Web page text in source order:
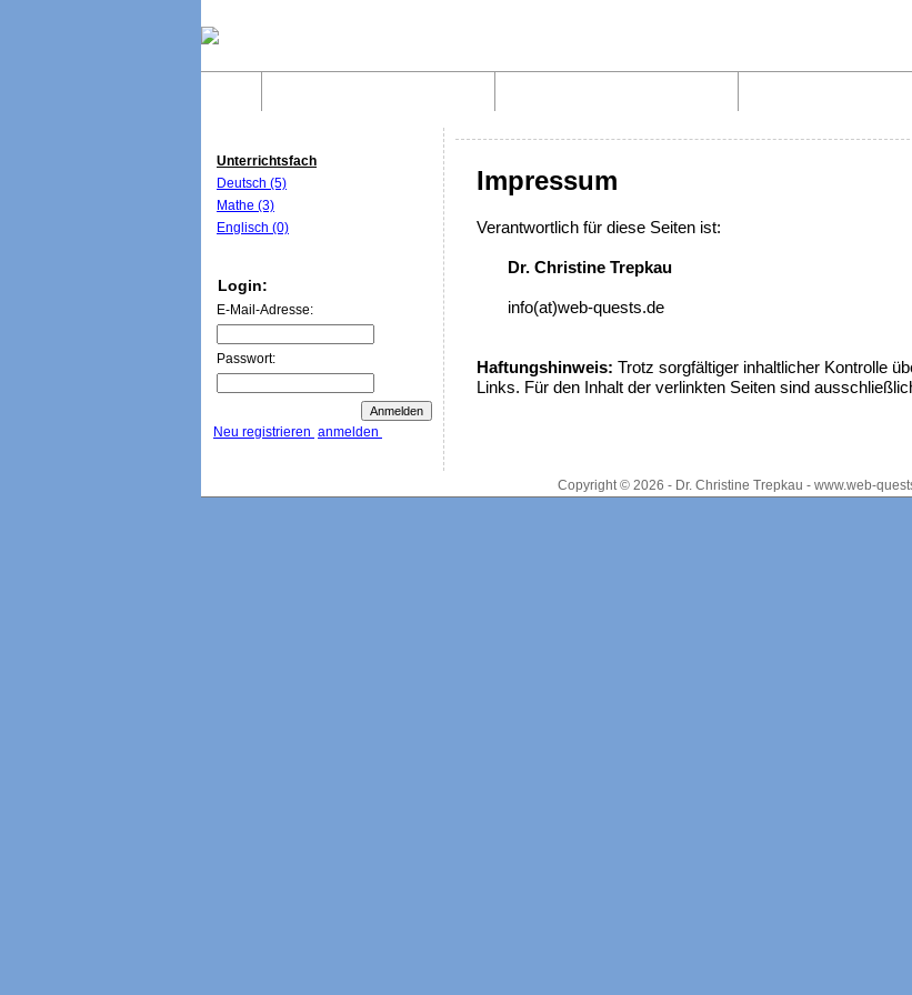
Unterrichtsfach
Deutsch (5)
Mathe (3)
Englisch (0)
Login:
E-Mail-Adresse:
Passwort:
Neu registrieren anmelden
Impressum
Verantwortlich für diese Seiten ist:
Dr. Christine Trepkau
info(at)web-quests.de
Haftungshinweis: Trotz sorgfältiger inhaltlicher Kontrolle
Links. Für den Inhalt der verlinkten Seiten sind
Copyright © 2026 - Dr. Christine Trepkau - www.web-